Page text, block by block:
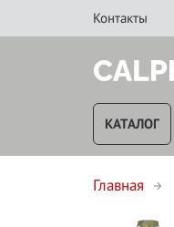
Контакты
КАТАЛОГ
Главная